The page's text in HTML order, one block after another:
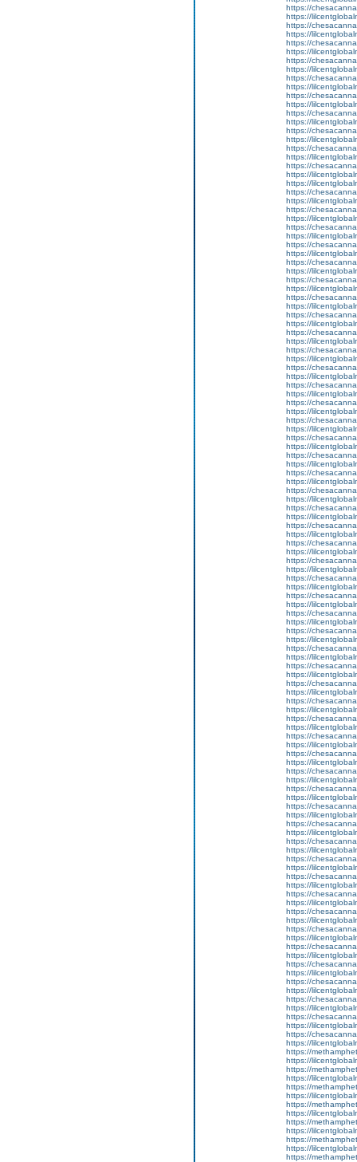
https://
https://
https://
https://
https://
https://
https://
https://
https://
https://
https://
https://
https://
https://
https://
https://
https://
https://
https://
https://
https://
https://
https://
https://
https://
https://
https://
https://
https://
https://
https://
https://
https://
https://
https://
https://
https://
https://
https://
https://
https://
https://
https://
https://
https://
https://
https://
https://
https://
https://
https://
https://
https://
https://
https://
https://
https://
https://
https://
https://
https://
https://
https://
https://
https://
https://
https://
https://
https://
https://
https://
https://
https://
https://
https://
https://
https://
https://
https://
https://
https://
https://
https://
https://
https://
https://
https://
https://
https://
https://
https://
https://
https://
https://
https://
https://
https://
https://
https://
https://
https://
https://
https://
https://
https://
https://
https://
https://
https://
https://
https://
https://
https://
https://
https://
https://
https://
https://
https://
https://
https://
https://
https://
https://
https://
https://
https://
https://
https://
https://
https://
https://